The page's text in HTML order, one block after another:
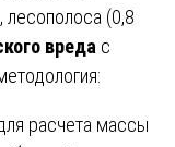
лесополоса (0,8
вреда с
расчета массы